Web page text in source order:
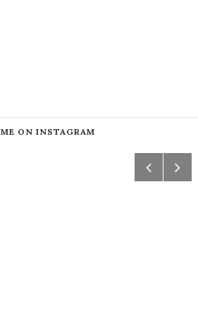
ME ON INSTAGRAM